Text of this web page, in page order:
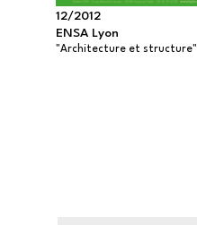
12/2012
ENSA Lyon
"Architecture et structure"